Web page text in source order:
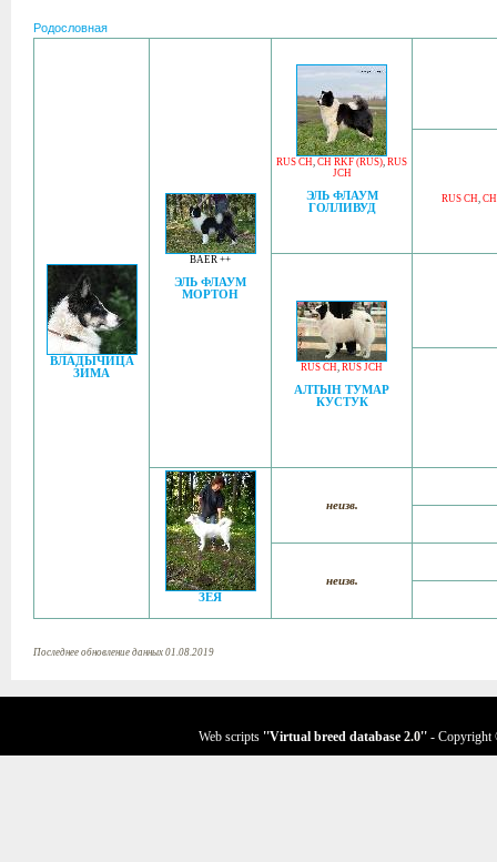
Родословная
ВЛАДЫЧИЦА
ЗИМА
BAER ++
ЭЛЬ ФЛАУМ
МОРТОН
RUS CH, CH RKF (RUS), RUS
JCH
ЭЛЬ ФЛАУМ
ГОЛЛИВУД
RUS CH,
RUS CH, RUS JCH
АЛТЫН ТУМАР
КУСТУК
ЗЕЯ
неизв.
неизв.
Последнее обновление данных 01.08.2019
Web scripts ''Virtual breed database 2.0'' - Copyright